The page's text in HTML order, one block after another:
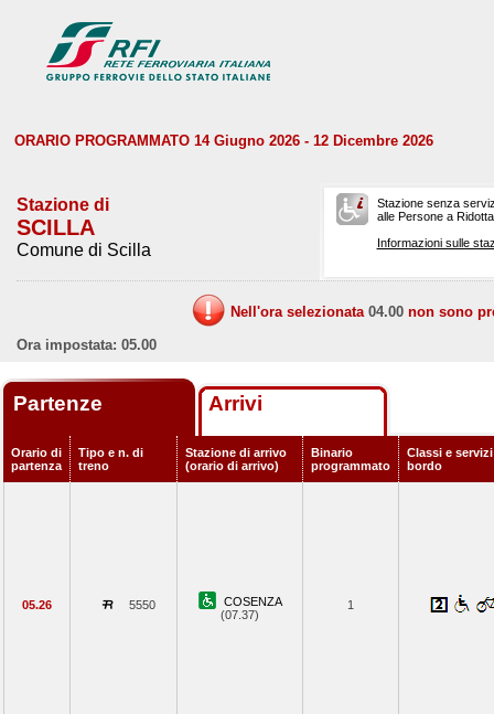
ORARIO PROGRAMMATO 14 Giugno 2026 - 12 Dicembre 2026
Stazione di
SCILLA
Comune di Scilla
Stazione senza
alle Persone a
Informazioni sulle
Nell'ora selezionata 04.00 non sono
Ora impostata: 05.00
Partenze Arrivi
Orario di
partenza
Tipo e n. di
treno
Stazione di arrivo
(orario di arrivo)
Binario
programmato
Classi e servizi
bordo
05.26 5550
COSENZA
(07.37)
1